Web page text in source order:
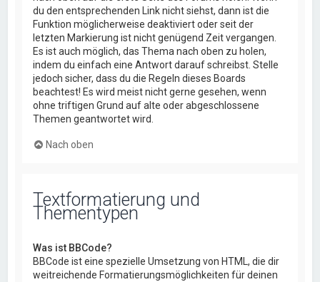
du den entsprechenden Link nicht siehst, dann ist die
Funktion möglicherweise deaktiviert oder seit der
letzten Markierung ist nicht genügend Zeit vergangen.
Es ist auch möglich, das Thema nach oben zu holen,
indem du einfach eine Antwort darauf schreibst. Stelle
jedoch sicher, dass du die Regeln dieses Boards
beachtest! Es wird meist nicht gerne gesehen, wenn
ohne triftigen Grund auf alte oder abgeschlossene
Themen geantwortet wird.
Nach oben
Textformatierung und
Thementypen
Was ist BBCode?
BBCode ist eine spezielle Umsetzung von HTML, die dir
weitreichende Formatierungsmöglichkeiten für deinen